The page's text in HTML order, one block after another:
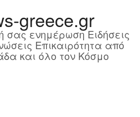
greece.gr
σας ενημέρωση Ειδήσεις
Επικαιρότητα από
και όλο τον Κόσμο